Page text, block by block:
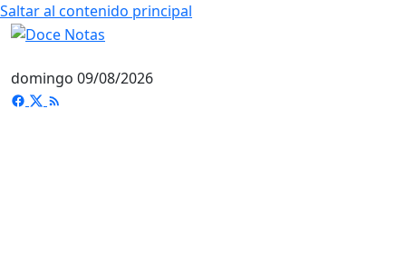
Saltar al contenido principal
domingo 09/08/2026